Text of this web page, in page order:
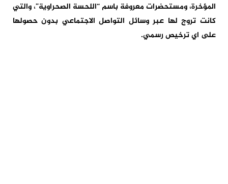
المؤخرة، ومستحضرات معروفة باسم “اللحسة الصحراوية”، والتي
كانت تروج لها عبر وسائل التواصل الاجتماعي بدون حصولها
على اي ترخيص رسمي.